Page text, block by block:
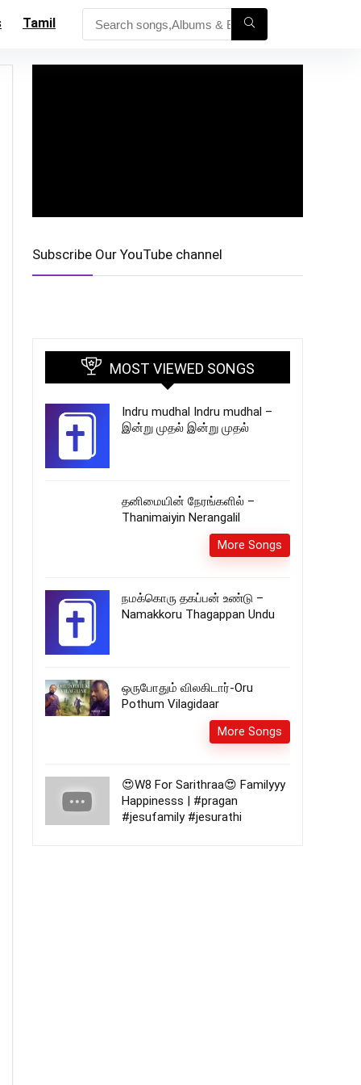
Tamil
Subscribe Our YouTube channel
MOST VIEWED SONGS
Indru mudhal Indru mudhal –
இன்று முதல் இன்று முதல்
தனிமையின் நேரங்களில் –
Thanimaiyin Nerangalil
More Songs
நமக்கொரு தகப்பன் உண்டு –
Namakkoru Thagappan Undu
ஒருபோதும் விலகிடார்-Oru
Pothum Vilagidaar
More Songs
😍W8 For Sarithraa😍 Familyyy
Happinesss | #pragan
#jesufamily #jesurathi